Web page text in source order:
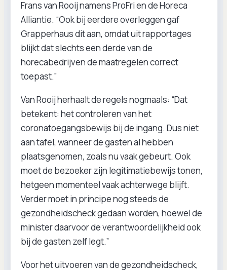
Frans van Rooij namens ProFri en de Horeca
Alliantie. “Ook bij eerdere overleggen gaf
Grapperhaus dit aan, omdat uit rapportages
blijkt dat slechts een derde van de
horecabedrijven de maatregelen correct
toepast.”
Van Rooij herhaalt de regels nogmaals: “Dat
betekent: het controleren van het
coronatoegangsbewijs bij de ingang. Dus niet
aan tafel, wanneer de gasten al hebben
plaatsgenomen, zoals nu vaak gebeurt. Ook
moet de bezoeker zijn legitimatiebewijs tonen,
hetgeen momenteel vaak achterwege blijft.
Verder moet in principe nog steeds de
gezondheidscheck gedaan worden, hoewel de
minister daarvoor de verantwoordelijkheid ook
bij de gasten zelf legt.”
Voor het uitvoeren van de gezondheidscheck,